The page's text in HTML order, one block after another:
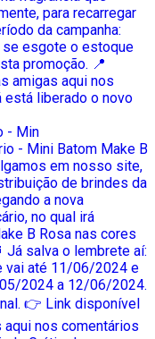
- Min